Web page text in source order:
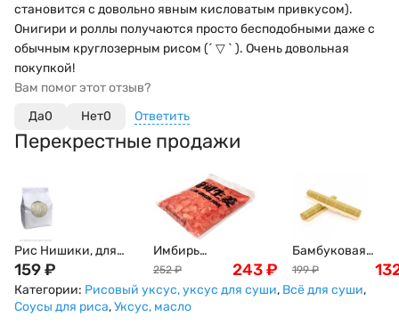
становится с довольно явным кисловатым привкусом).
Онигири и роллы получаются просто бесподобными даже с
обычным круглозерным рисом (´ ▽ ` ). Очень довольная
покупкой!
Вам помог этот отзыв?
Да0 Нет0 Ответить
Перекрестные продажи
Рис Нишики, для
суши и роллов, 1кг
159₽
Имбирь
маринованный,
розовый, 1кг
252 ₽ 243₽
Бамбуковая
циновка
27x27см
199 ₽
Категории: Рисовый уксус, уксус для суши, Всё для суши,
Соусы для риса,Уксус, масло